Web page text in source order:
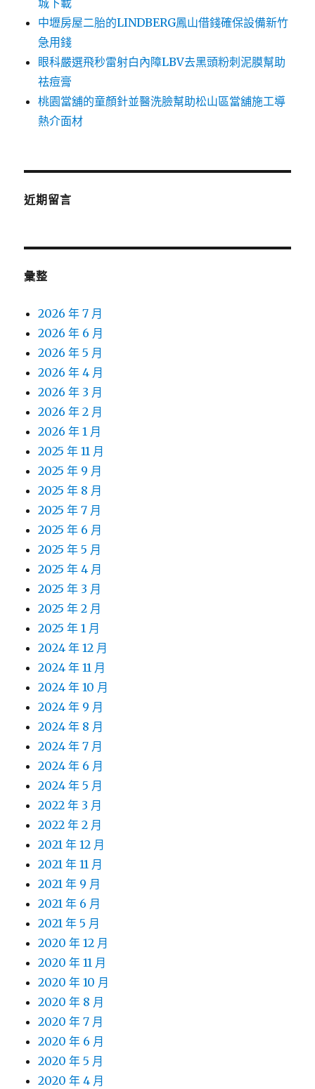
城下載
中壢房屋二胎的LINDBERG鳳山借錢確保設備新竹
急用錢
眼科嚴選飛秒雷射白內障LBV去黑頭粉刺泥膜幫助
祛痘膏
桃園當舖的童顏針並醫洗臉幫助松山區當舖施工導
熱介面材
近期留言
彙整
2026 年 7 月
2026 年 6 月
2026 年 5 月
2026 年 4 月
2026 年 3 月
2026 年 2 月
2026 年 1 月
2025 年 11 月
2025 年 9 月
2025 年 8 月
2025 年 7 月
2025 年 6 月
2025 年 5 月
2025 年 4 月
2025 年 3 月
2025 年 2 月
2025 年 1 月
2024 年 12 月
2024 年 11 月
2024 年 10 月
2024 年 9 月
2024 年 8 月
2024 年 7 月
2024 年 6 月
2024 年 5 月
2022 年 3 月
2022 年 2 月
2021 年 12 月
2021 年 11 月
2021 年 9 月
2021 年 6 月
2021 年 5 月
2020 年 12 月
2020 年 11 月
2020 年 10 月
2020 年 8 月
2020 年 7 月
2020 年 6 月
2020 年 5 月
2020 年 4 月